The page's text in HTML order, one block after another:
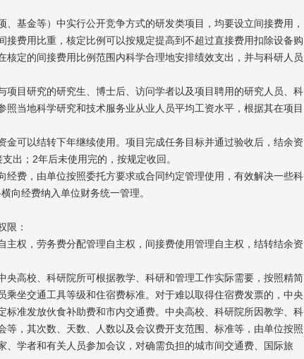
金等）中实行公开竞争方式的研发类项目，均要设立间接费用，
费用比重，核定比例可以按规定提高到不超过直接费用扣除设备购
定的间接费用比例范围内科学合理地安排绩效支出，并与科研人员
目研究的研究生、博士后、访问学者以及项目聘用的研究人员、科
当地科学研究和技术服务业从业人员平均工资水平，根据其在项目
可以结转下年继续使用。项目完成任务目标并通过验收后，结余资
出；2年后未使用完的，按规定收回。
费，由单位按照委托方要求或合同约定管理使用，有效解决一些科
向经费纳入单位财务统一管理。
限：
权，劳务费分配管理自主权，间接费使用管理自主权，结转结余资
高校、科研院所可根据教学、科研和管理工作实际需要，按照精简
坐交通工具等级和住宿费标准。对于难以取得住宿费发票的，中央
准发放伙食补助费和市内交通费。中央高校、科研院所因教学、科
，其次数、天数、人数以及会议费开支范围、标准等，由单位按照
学者和有关人员参加会议，对确需负担的城市间交通费、国际旅